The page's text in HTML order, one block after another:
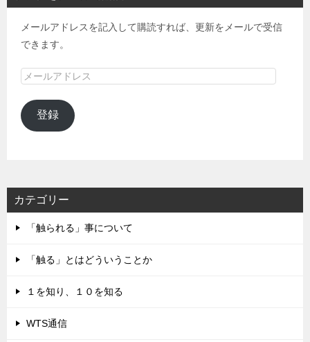
メールアドレスを記入して購読すれば、更新をメールで受信
できます。
メ
ル
ア
登録
カテゴリー
「触られる」事について
「触る」とはどういうことか
１を知り、１０を知る
WTS通信